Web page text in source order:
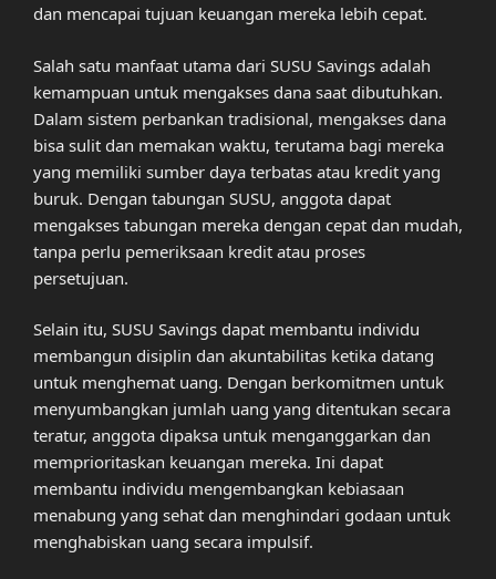
dan mencapai tujuan keuangan mereka lebih cepat.
Salah satu manfaat utama dari SUSU Savings adalah
kemampuan untuk mengakses dana saat dibutuhkan.
Dalam sistem perbankan tradisional, mengakses dana
bisa sulit dan memakan waktu, terutama bagi mereka
yang memiliki sumber daya terbatas atau kredit yang
buruk. Dengan tabungan SUSU, anggota dapat
mengakses tabungan mereka dengan cepat dan mudah,
tanpa perlu pemeriksaan kredit atau proses
persetujuan.
Selain itu, SUSU Savings dapat membantu individu
membangun disiplin dan akuntabilitas ketika datang
untuk menghemat uang. Dengan berkomitmen untuk
menyumbangkan jumlah uang yang ditentukan secara
teratur, anggota dipaksa untuk menganggarkan dan
memprioritaskan keuangan mereka. Ini dapat
membantu individu mengembangkan kebiasaan
menabung yang sehat dan menghindari godaan untuk
menghabiskan uang secara impulsif.